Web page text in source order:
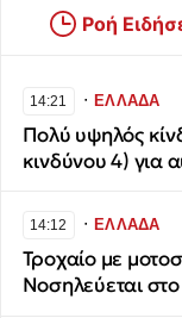
Ροή
14:21 ∙ΕΛΛΑΔΑ
Πολύ υψηλός
κινδύνου 4) για
14:12 ∙ΕΛΛΑΔΑ
Τροχαίο με
Νοσηλεύεται